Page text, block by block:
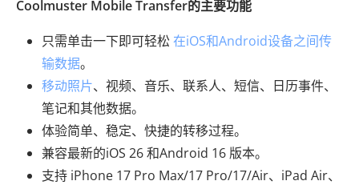
Coolmuster Mobile Transfer的主要功能
只需单击一下即可轻松 在iOS和Android设备之间传
输数据。
移动照片、视频、音乐、联系人、短信、日历事件、
笔记和其他数据。
体验简单、稳定、快捷的转移过程。
兼容最新的iOS 26 和Android 16 版本。
支持 iPhone 17 Pro Max/17 Pro/17/Air、iPad Air、